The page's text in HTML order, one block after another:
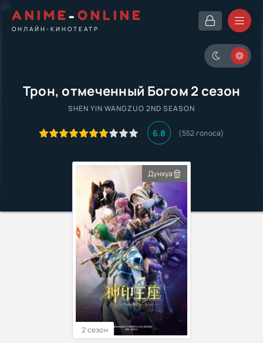
ANIME- ONLINE
ОНЛАЙН-КИНОТЕАТР
Трон, отмеченный Богом 2 сезон
SHEN YIN WANGZUO 2ND SEASON
6.8 (552 голоса)
Дунхуа
2 сезон